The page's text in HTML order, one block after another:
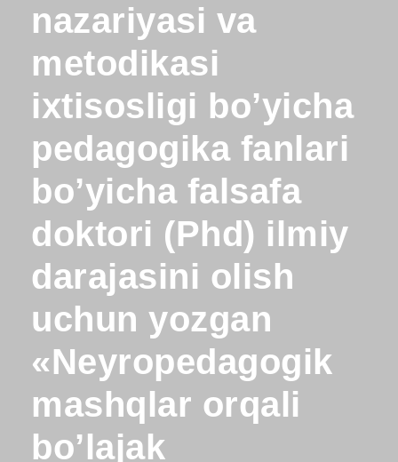
nazariyasi va
metodikasi
ixtisosligi bo’yicha
pedagogika fanlari
bo’yicha falsafa
doktori (Phd) ilmiy
darajasini olish
uchun yozgan
«Neyropedagogik
mashqlar orqali
bo’lajak